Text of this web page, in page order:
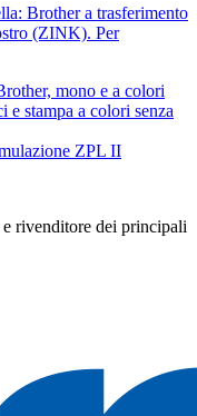
Brother a trasferimento
(ZINK). Per
mono e a colori
e stampa a colori senza
ZPL II
rivenditore dei principali